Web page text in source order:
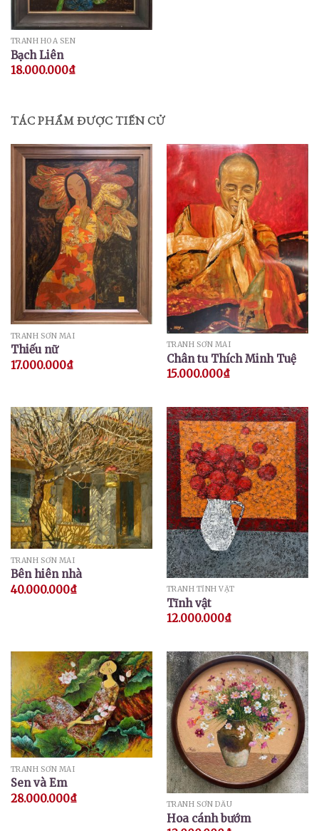
TRANH HOA SEN
Bạch Liên
18.000.000₫
TÁC PHẨM ĐƯỢC TIẾN CỬ
TRANH SƠN MÀI
Thiếu nữ
17.000.000₫
TRANH SƠN MÀI
Chân tu Thích Minh Tuệ
15.000.000₫
TRANH SƠN MÀI
Bên hiên nhà
40.000.000₫ TRANH TĨNH VẬT
Tĩnh vật
12.000.000₫
TRANH SƠN MÀI
Sen và Em
28.000.000₫ TRANH SƠN DẦU
Hoa cánh bướm